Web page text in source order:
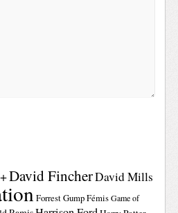
David FincherDavid Mills
Forrest GumpFémis Game of